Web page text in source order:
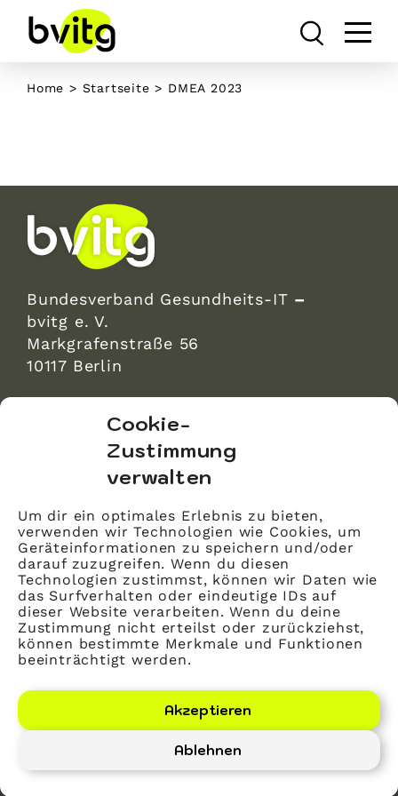
Cookie-
Zustimmung
verwalten
Um dir ein optimales Erlebnis zu bieten,
verwenden wir Technologien wie Cookies, um
Geräteinformationen zu speichern und/oder
darauf zuzugreifen. Wenn du diesen
Technologien zustimmst, können wir Daten wie
das Surfverhalten oder eindeutige IDs auf
dieser Website verarbeiten. Wenn du deine
Zustimmung nicht erteilst oder zurückziehst,
können bestimmte Merkmale und Funktionen
beeinträchtigt werden.
Akzeptieren
Ablehnen
content
Home > Startseite > DMEA 2023
Bundesverband Gesundheits-IT –
bvitg e. V.
Markgrafenstraße 56
10117 Berlin
Markgrafenstraße 56
10117 Berlin
Impressum
Kontakt
Datenschutz
Mitglied werden
LinkedIn
YouTube
Bundesverband Gesundheits-IT – bvitg e. V.
2026©